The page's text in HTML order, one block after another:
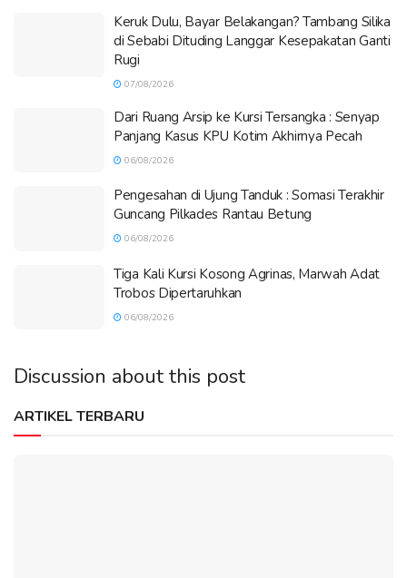
Keruk Dulu, Bayar Belakangan? Tambang Silika
di Sebabi Dituding Langgar Kesepakatan Ganti
Rugi
07/08/2026
Dari Ruang Arsip ke Kursi Tersangka : Senyap
Panjang Kasus KPU Kotim Akhirnya Pecah
06/08/2026
Pengesahan di Ujung Tanduk : Somasi Terakhir
Guncang Pilkades Rantau Betung
06/08/2026
Tiga Kali Kursi Kosong Agrinas, Marwah Adat
Trobos Dipertaruhkan
06/08/2026
Discussion about this post
ARTIKEL TERBARU